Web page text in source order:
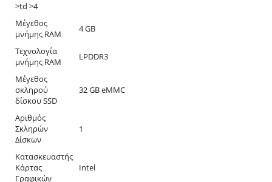
>td >4
Μέγεθος
μνήμης RAM
4 GB
Τεχνολογία
μνήμης RAM
LPDDR3
Μέγεθος
σκληρού
δίσκου SSD
32 GB eMMC
Αριθμός
Σκληρών
Δίσκων
1
Κατασκευαστής
Κάρτας
Γραφικών
Intel